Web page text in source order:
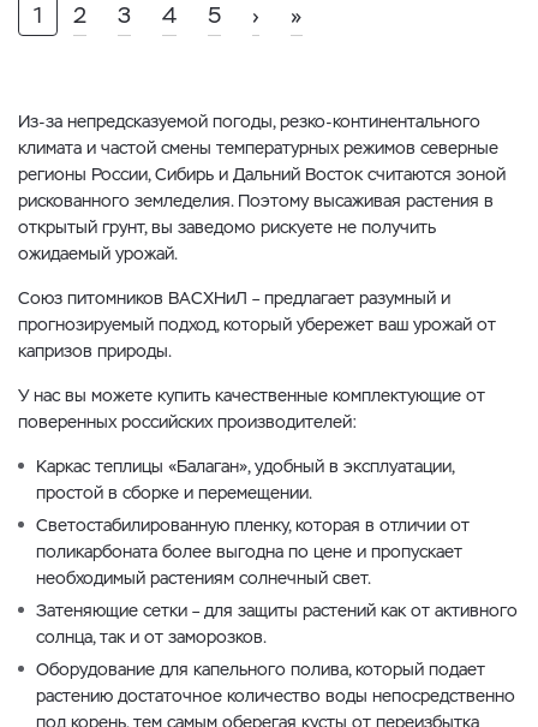
1 2 3 4 5 › »
Из-за непредсказуемой погоды, резко-континентального
климата и частой смены температурных режимов северные
регионы России, Сибирь и Дальний Восток считаются зоной
рискованного земледелия. Поэтому высаживая растения в
открытый грунт, вы заведомо рискуете не получить
ожидаемый урожай.
Союз питомников ВАСХНиЛ – предлагает разумный и
прогнозируемый подход, который убережет ваш урожай от
капризов природы.
У нас вы можете купить качественные комплектующие от
поверенных российских производителей:
Каркас теплицы «Балаган», удобный в эксплуатации,
простой в сборке и перемещении.
Светостабилированную пленку, которая в отличии от
поликарбоната более выгодна по цене и пропускает
необходимый растениям солнечный свет.
Затеняющие сетки – для защиты растений как от активного
солнца, так и от заморозков.
Оборудование для капельного полива, который подает
растению достаточное количество воды непосредственно
под корень, тем самым оберегая кусты от переизбытка